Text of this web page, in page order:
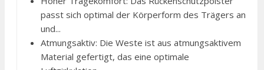
passt sich optimal der Körperform des Trägers an
und...
Atmungsaktiv: Die Weste ist aus atmungsaktivem
Material gefertigt, das eine optimale